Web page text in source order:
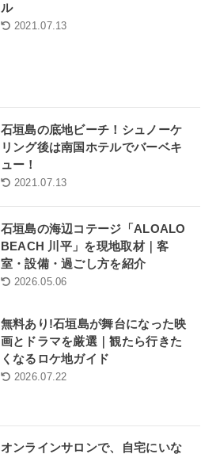
ル
2021.07.13
石垣島の底地ビーチ！シュノーケ
リング後は南国ホテルでバーベキ
ュー！
2021.07.13
石垣島の海辺コテージ「ALOALO
BEACH 川平」を現地取材｜客
室・設備・過ごし方を紹介
2026.05.06
無料あり!石垣島が舞台になった映
画とドラマを厳選｜観たら行きた
くなるロケ地ガイド
2026.07.22
オンラインサロンで、自宅にいな